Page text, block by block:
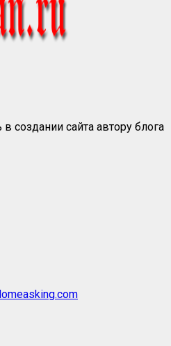
создании сайта автору блога